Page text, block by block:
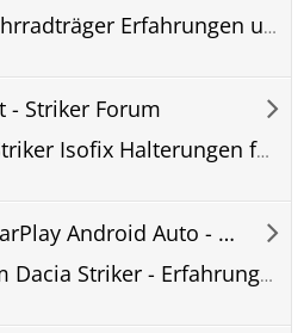
Dacia Striker Fahrradträger Erfahrungen und Empfehlungen
- Striker Forum
Sind im Dacia Striker Isofix Halterungen für Kindersitze vorhanden? Rückbank? Beifahrersitz?
Navigation - Apple CarPlay Android Auto - Hifi - Telefon - Striker Forum
Android Auto im Dacia Striker - Erfahrungen, Probleme und Updates